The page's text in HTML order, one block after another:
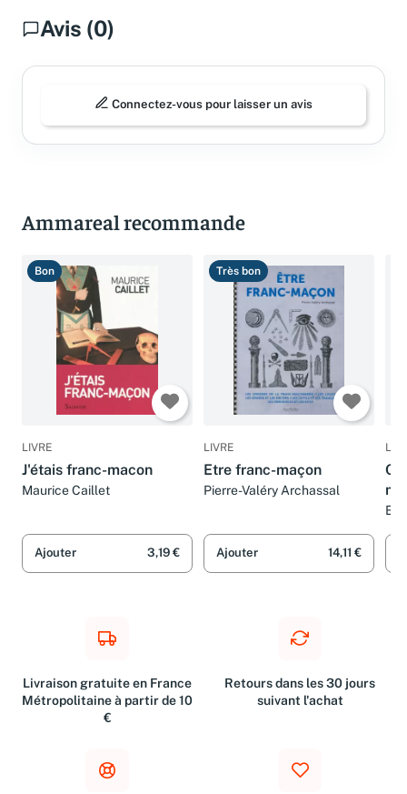
Avis (0)
Connectez-vous pour laisser un avis
Ammareal recommande
Bon
LIVRE
J'étais franc-macon
Maurice Caillet
Ajouter 3,19 €
Très bon
LIVRE
Etre franc-maçon
Pierre-Valéry Archassal
Ajouter 14,11 €
Livraison gratuite en France
Métropolitaine à partir de 10
€
Retours dans les 30 jours
suivant l'achat